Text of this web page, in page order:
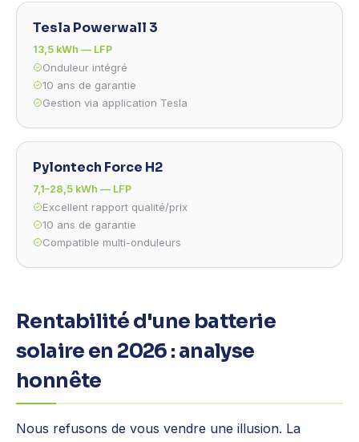
Tesla Powerwall 3
13,5 kWh — LFP
Onduleur intégré
10 ans de garantie
Gestion via application Tesla
Pylontech Force H2
7,1–28,5 kWh — LFP
Excellent rapport qualité/prix
10 ans de garantie
Compatible multi-onduleurs
Rentabilité d'une batterie
solaire en 2026 : analyse
honnête
Nous refusons de vous vendre une illusion. La